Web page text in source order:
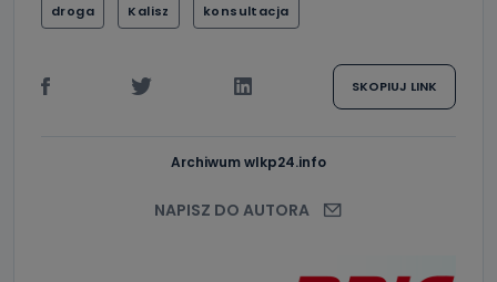
droga Kalisz konsultacja
SKOPIUJ LINK
Archiwum wlkp24.info
NAPISZ DO AUTORA